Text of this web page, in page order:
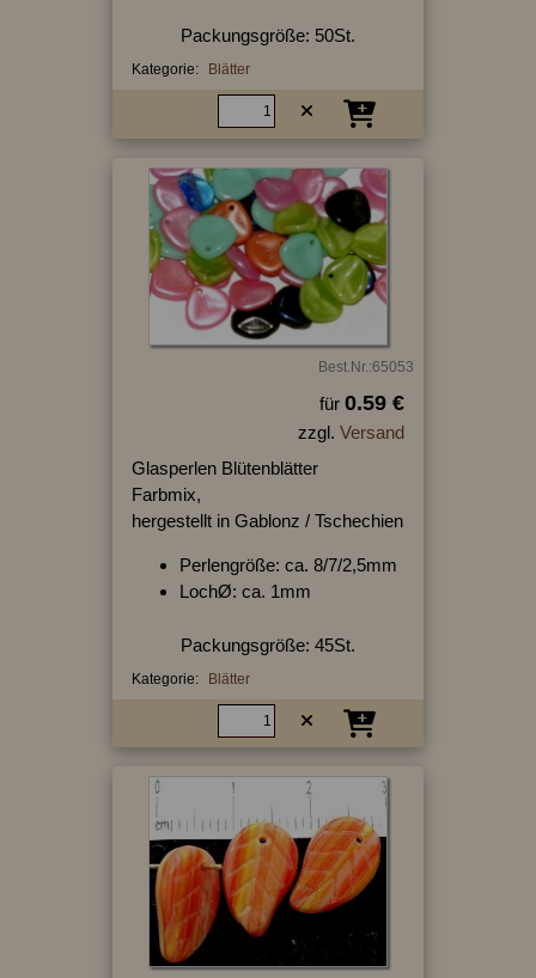
Packungsgröße: 50St.
Kategorie: Blätter
Best.Nr.:65053
für 0.59 €
zzgl. Versand
Glasperlen Blütenblätter
Farbmix,
hergestellt in Gablonz / Tschechien
Perlengröße: ca. 8/7/2,5mm
LochØ: ca. 1mm
Packungsgröße: 45St.
Kategorie: Blätter